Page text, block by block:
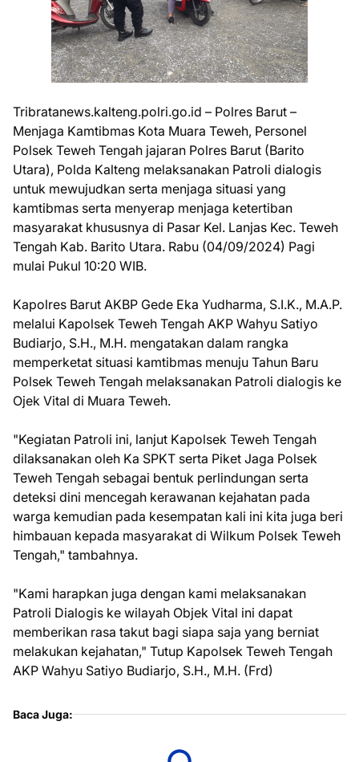
Tribratanews.kalteng.polri.go.id – Polres Barut –
Menjaga Kamtibmas Kota Muara Teweh, Personel
Polsek Teweh Tengah jajaran Polres Barut (Barito
Utara), Polda Kalteng melaksanakan Patroli dialogis
untuk mewujudkan serta menjaga situasi yang
kamtibmas serta menyerap menjaga ketertiban
masyarakat khususnya di Pasar Kel. Lanjas Kec. Teweh
Tengah Kab. Barito Utara. Rabu (04/09/2024) Pagi
mulai Pukul 10:20 WIB.
Kapolres Barut AKBP Gede Eka Yudharma, S.I.K., M.A.P.
melalui Kapolsek Teweh Tengah AKP Wahyu Satiyo
Budiarjo, S.H., M.H. mengatakan dalam rangka
memperketat situasi kamtibmas menuju Tahun Baru
Polsek Teweh Tengah melaksanakan Patroli dialogis ke
Ojek Vital di Muara Teweh.
"Kegiatan Patroli ini, lanjut Kapolsek Teweh Tengah
dilaksanakan oleh Ka SPKT serta Piket Jaga Polsek
Teweh Tengah sebagai bentuk perlindungan serta
deteksi dini mencegah kerawanan kejahatan pada
warga kemudian pada kesempatan kali ini kita juga beri
himbauan kepada masyarakat di Wilkum Polsek Teweh
Tengah," tambahnya.
"Kami harapkan juga dengan kami melaksanakan
Patroli Dialogis ke wilayah Objek Vital ini dapat
memberikan rasa takut bagi siapa saja yang berniat
melakukan kejahatan," Tutup Kapolsek Teweh Tengah
AKP Wahyu Satiyo Budiarjo, S.H., M.H. (Frd)
Baca Juga: